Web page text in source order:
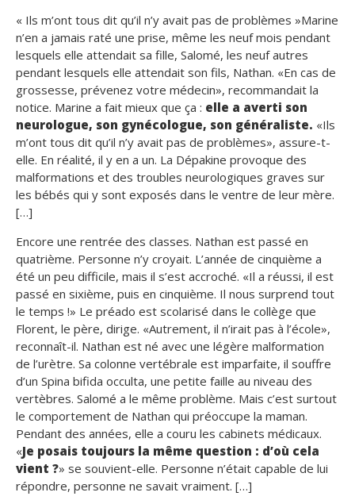
« Ils m’ont tous dit qu’il n’y avait pas de problèmes »Marine
n’en a jamais raté une prise, même les neuf mois pendant
lesquels elle attendait sa fille, Salomé, les neuf autres
pendant lesquels elle attendait son fils, Nathan. «En cas de
grossesse, prévenez votre médecin», recommandait la
notice. Marine a fait mieux que ça : elle a averti son
neurologue, son gynécologue, son généraliste. «Ils
m’ont tous dit qu’il n’y avait pas de problèmes», assure-t-
elle. En réalité, il y en a un. La Dépakine provoque des
malformations et des troubles neurologiques graves sur
les bébés qui y sont exposés dans le ventre de leur mère.
[…]
Encore une rentrée des classes. Nathan est passé en
quatrième. Personne n’y croyait. L’année de cinquième a
été un peu difficile, mais il s’est accroché. «Il a réussi, il est
passé en sixième, puis en cinquième. Il nous surprend tout
le temps !» Le préado est scolarisé dans le collège que
Florent, le père, dirige. «Autrement, il n’irait pas à l’école»,
reconnaît-il. Nathan est né avec une légère malformation
de l’urètre. Sa colonne vertébrale est imparfaite, il souffre
d’un Spina bifida occulta, une petite faille au niveau des
vertèbres. Salomé a le même problème. Mais c’est surtout
le comportement de Nathan qui préoccupe la maman.
Pendant des années, elle a couru les cabinets médicaux.
«Je posais toujours la même question : d’où cela
vient ?» se souvient-elle. Personne n’était capable de lui
répondre, personne ne savait vraiment. […]